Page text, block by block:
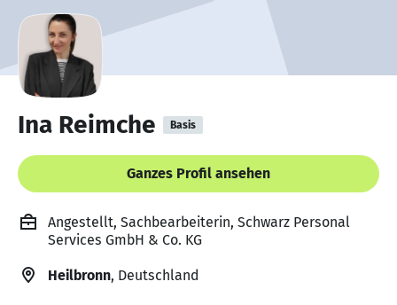
Ina Reimche Basis
Ganzes Profil ansehen
Angestellt, Sachbearbeiterin, Schwarz Personal
Services GmbH & Co. KG
Heilbronn, Deutschland